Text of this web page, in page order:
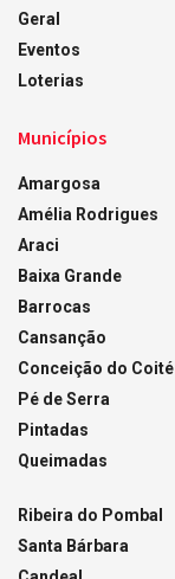
Geral
Eventos
Loterias
Municípios
Amargosa
Amélia Rodrigues
Araci
Baixa Grande
Barrocas
Cansanção
Conceição do Coité
Pé de Serra
Pintadas
Queimadas
Ribeira do Pombal
Santa Bárbara